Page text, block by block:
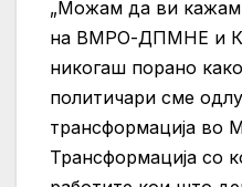
„Можам да ви
на ВМРО-ДПМНЕ и
никогаш порано
политичари сме
трансформација во
Трансформација со